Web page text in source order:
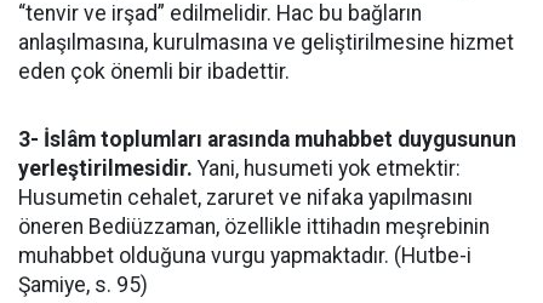
“tenvir ve irşad” edilmelidir. Hac bu bağların
anlaşılmasına, kurulmasına ve geliştirilmesine hizmet
eden çok önemli bir ibadettir.
3- İslâm toplumları arasında muhabbet duygusunun
yerleştirilmesidir. Yani, husumeti yok etmektir:
Husumetin cehalet, zaruret ve nifaka yapılmasını
öneren Bediüzzaman, özellikle ittihadın meşrebinin
muhabbet olduğuna vurgu yapmaktadır. (Hutbe-i
Şamiye, s. 95)